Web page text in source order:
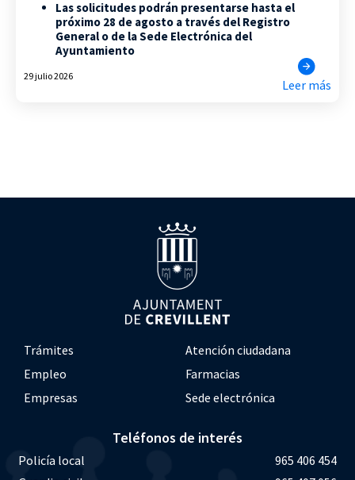
Las solicitudes podrán presentarse hasta el
próximo 28 de agosto a través del Registro
General o de la Sede Electrónica del
Ayuntamiento
29 julio 2026
Leer más
Trámites
Atención ciudadana
Empleo
Farmacias
Empresas
Sede electrónica
Teléfonos de interés
Policía local
965 406 454